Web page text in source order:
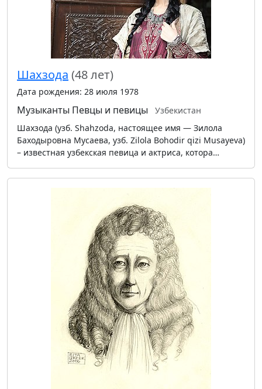
Шахзода (48 лет)
Дата рождения: 28 июля 1978
Музыканты Певцы и певицы
Узбекистан
Шахзода (узб. Shahzoda, настоящее имя — Зилола
Баходыровна Мусаева, узб. Zilola Bohodir qizi Musayeva)
– известная узбекская певица и актриса, котора…